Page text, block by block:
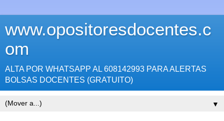
www.opositoresdocentes.c
om
ALTA POR WHATSAPP AL 608142993 PARA ALERTAS
BOLSAS DOCENTES (GRATUITO)
▼